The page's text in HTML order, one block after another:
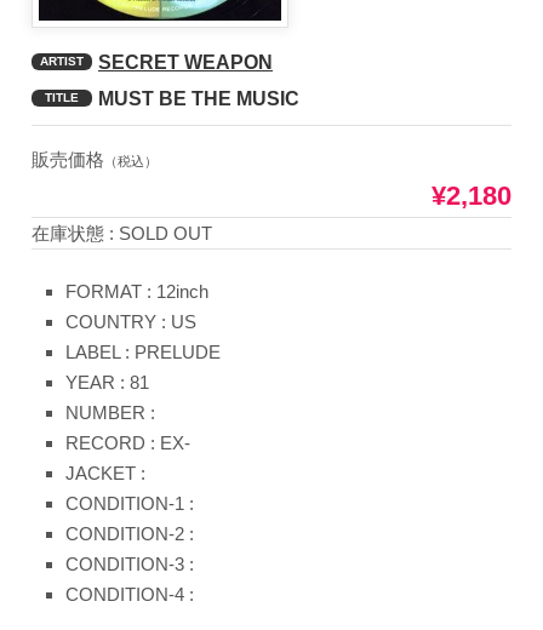
ARTIST SECRET WEAPON
TITLE MUST BE THE MUSIC
販売価格 （税込）
¥2,180
在庫状態 : SOLD OUT
FORMAT : 12inch
COUNTRY : US
LABEL : PRELUDE
YEAR : 81
NUMBER :
RECORD : EX-
JACKET :
CONDITION-1 :
CONDITION-2 :
CONDITION-3 :
CONDITION-4 :